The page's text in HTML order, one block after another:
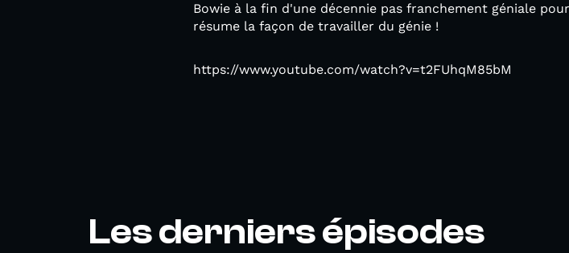
Bowie à la fin d'une décennie pas franchement géniale
résume la façon de travailler du génie !
https://www.youtube.com/watch?v=t2FUhqM85bM
Les derniers épisodes